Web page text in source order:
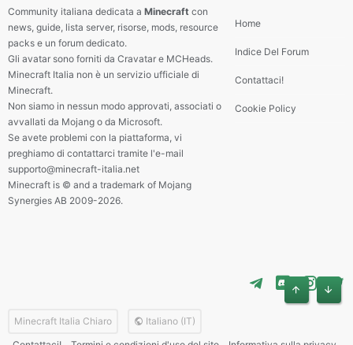
Community italiana dedicata a Minecraft con
news, guide, lista server, risorse, mods, resource
packs e un forum dedicato.
Gli avatar sono forniti da Cravatar e MCHeads.
Minecraft Italia non è un servizio ufficiale di
Minecraft.
Non siamo in nessun modo approvati, associati o
avvallati da Mojang o da Microsoft.
Se avete problemi con la piattaforma, vi
preghiamo di contattarci tramite l'e-mail
supporto@minecraft-italia.net
Minecraft is © and a trademark of Mojang
Synergies AB 2009-2026.
Home
Indice Del Forum
Contattaci!
Cookie Policy
Minecraft Italia Chiaro
Italiano (IT)
Alto Basso